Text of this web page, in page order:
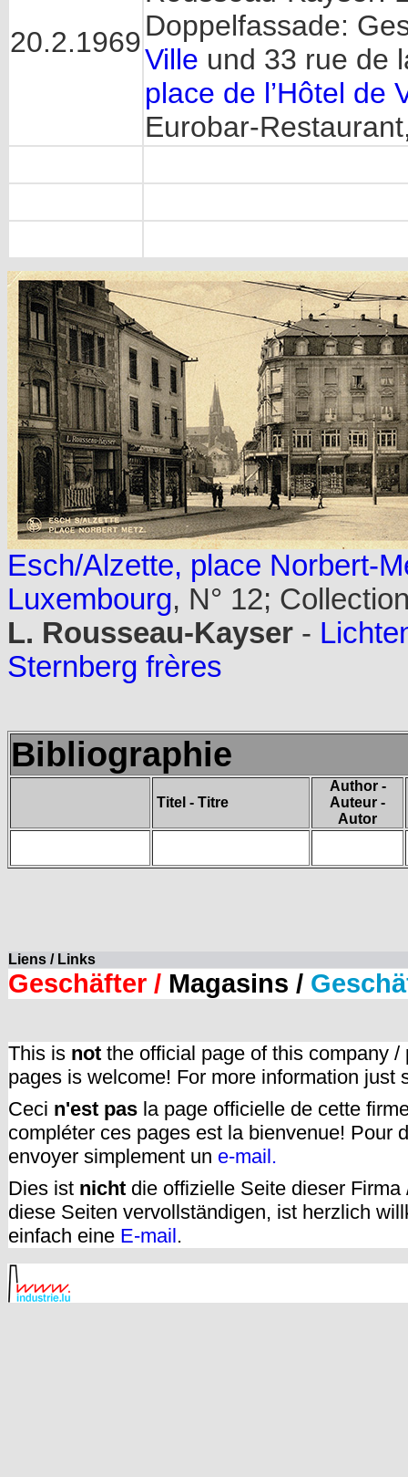
20.2.1969Doppelfassade:
Ville und 33 rue de
place de l’Hôtel de
Eurobar-
Esch/Alzette, place Norbert-
Luxembourg, N° 12;
L. Rousseau-Kayser -
Sternberg frères
Bibliographie
Titel - Titre
Author -
Auteur -
Autor
Liens / Links
Geschäfter / Magasins /
This is not the official page of this company
pages is welcome! For more information just
Ceci n'est pas la page officielle de cette
compléter ces pages est la bienvenue! Pour
envoyer simplement un e-mail.
Dies ist nicht die offizielle Seite dieser
diese Seiten vervollständigen, ist herzlich
einfach eine E-mail.